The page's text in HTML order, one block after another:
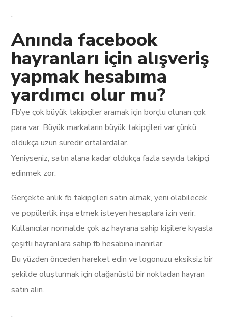
.
Anında facebook
hayranları için alışveriş
yapmak hesabıma
yardımcı olur mu?
Fb’ye çok büyük takipçiler aramak için borçlu olunan çok
para var. Büyük markaların büyük takipçileri var çünkü
oldukça uzun süredir ortalardalar.
Yeniyseniz, satın alana kadar oldukça fazla sayıda takipçi
edinmek zor.
Gerçekte anlık fb takipçileri satın almak, yeni olabilecek
ve popülerlik inşa etmek isteyen hesaplara izin verir.
Kullanıcılar normalde çok az hayrana sahip kişilere kıyasla
çeşitli hayranlara sahip fb hesabına inanırlar.
Bu yüzden önceden hareket edin ve logonuzu eksiksiz bir
şekilde oluşturmak için olağanüstü bir noktadan hayran
satın alın.
.